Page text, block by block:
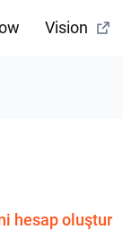
Vision
hesap oluştur